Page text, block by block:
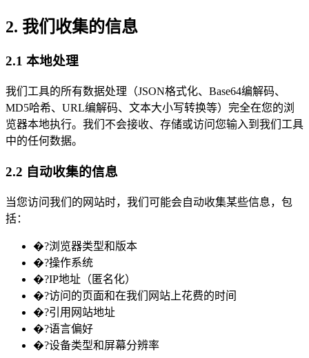
2. 我们收集的信息
2.1 本地处理
我们工具的所有数据处理（JSON格式化、Base64编解码、
MD5哈希、URL编解码、文本大小写转换等）完全在您的浏
览器本地执行。我们不会接收、存储或访问您输入到我们工具
中的任何数据。
2.2 自动收集的信息
当您访问我们的网站时，我们可能会自动收集某些信息，包
括：
�?浏览器类型和版本
�?操作系统
�?IP地址（匿名化）
�?访问的页面和在我们网站上花费的时间
�?引用网站地址
�?语言偏好
�?设备类型和屏幕分辨率